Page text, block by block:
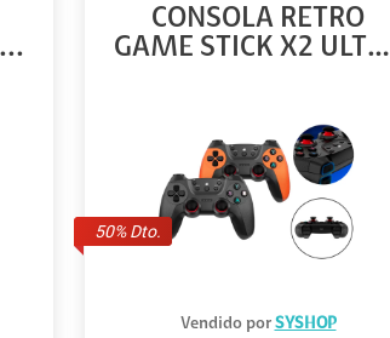
50% Dto.
CONSOLA RETRO
GAME STICK X2 ULTRA
Vendido por SYSHOP